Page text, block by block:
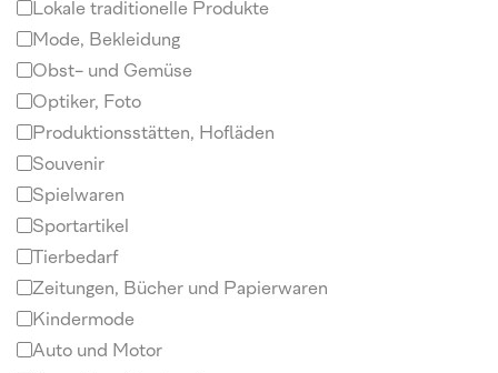
Lokale traditionelle Produkte
Mode, Bekleidung
Obst- und Gemüse
Optiker, Foto
Produktionsstätten, Hofläden
Souvenir
Spielwaren
Sportartikel
Tierbedarf
Zeitungen, Bücher und Papierwaren
Kindermode
Auto und Motor